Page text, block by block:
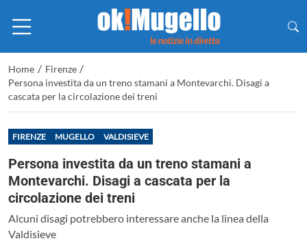
Home / Firenze /
Persona investita da un treno stamani a Montevarchi. Disagi a
cascata per la circolazione dei treni
FIRENZE MUGELLO VALDISIEVE
Persona investita da un treno stamani a
Montevarchi. Disagi a cascata per la
circolazione dei treni
Alcuni disagi potrebbero interessare anche la linea della
Valdisieve